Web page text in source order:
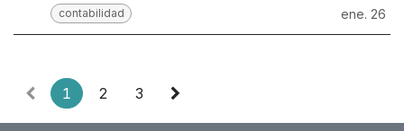
contabilidad ene. 26
1 2 3